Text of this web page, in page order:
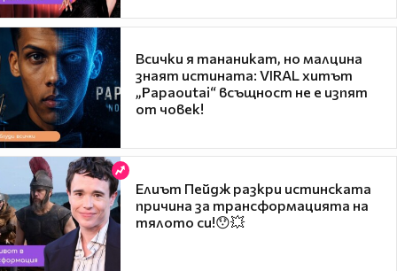
Всички я тананикат, но малцина
знаят истината: VIRAL хитът
„Papaoutai“ всъщност не е изпят
от човек!
Елиът Пейдж разкри истинската
причина за трансформацията на
тялото си!😯💥